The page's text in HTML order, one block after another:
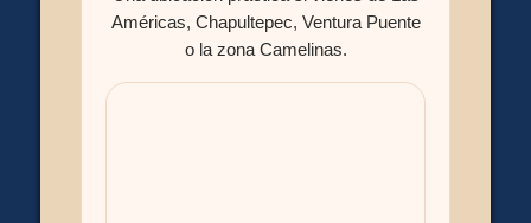
Américas, Chapultepec, Ventura Puente
o la zona Camelinas.